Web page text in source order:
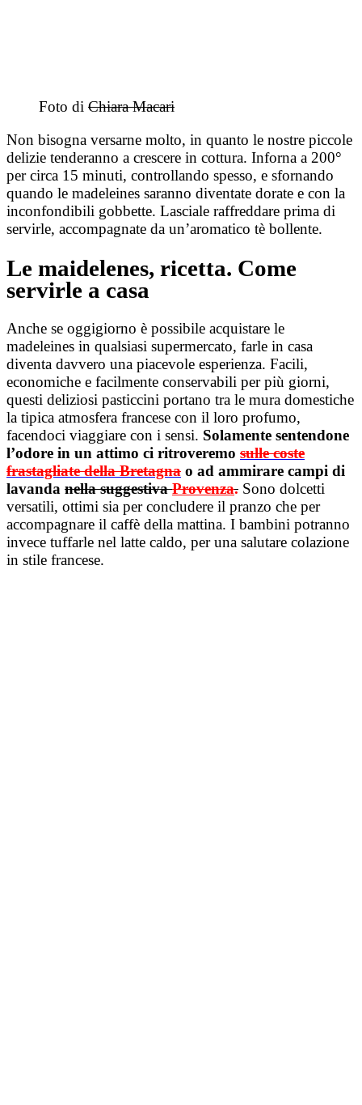
Foto di Chiara Macari
Non bisogna versarne molto, in quanto le nostre piccole
delizie tenderanno a crescere in cottura. Inforna a 200°
per circa 15 minuti, controllando spesso, e sfornando
quando le madeleines saranno diventate dorate e con la
inconfondibili gobbette. Lasciale raffreddare prima di
servirle, accompagnate da un’aromatico tè bollente.
Le maidelenes, ricetta. Come
servirle a casa
Anche se oggigiorno è possibile acquistare le
madeleines in qualsiasi supermercato, farle in casa
diventa davvero una piacevole esperienza. Facili,
economiche e facilmente conservabili per più giorni,
questi deliziosi pasticcini portano tra le mura domestiche
la tipica atmosfera francese con il loro profumo,
facendoci viaggiare con i sensi. Solamente sentendone
l’odore in un attimo ci ritroveremo sulle coste
frastagliate della Bretagna o ad ammirare campi di
lavanda nella suggestivaProvenza. Sono dolcetti
versatili, ottimi sia per concludere il pranzo che per
accompagnare il caffè della mattina. I bambini potranno
invece tuffarle nel latte caldo, per una salutare colazione
in stile francese.